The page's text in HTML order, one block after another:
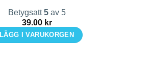
Betygsatt5av 5
39.00 kr
LÄGG I VARUKORGEN